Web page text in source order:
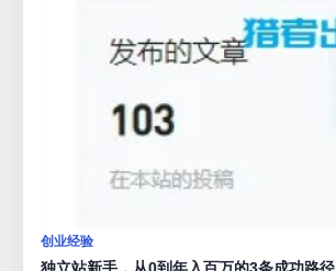
创业经验